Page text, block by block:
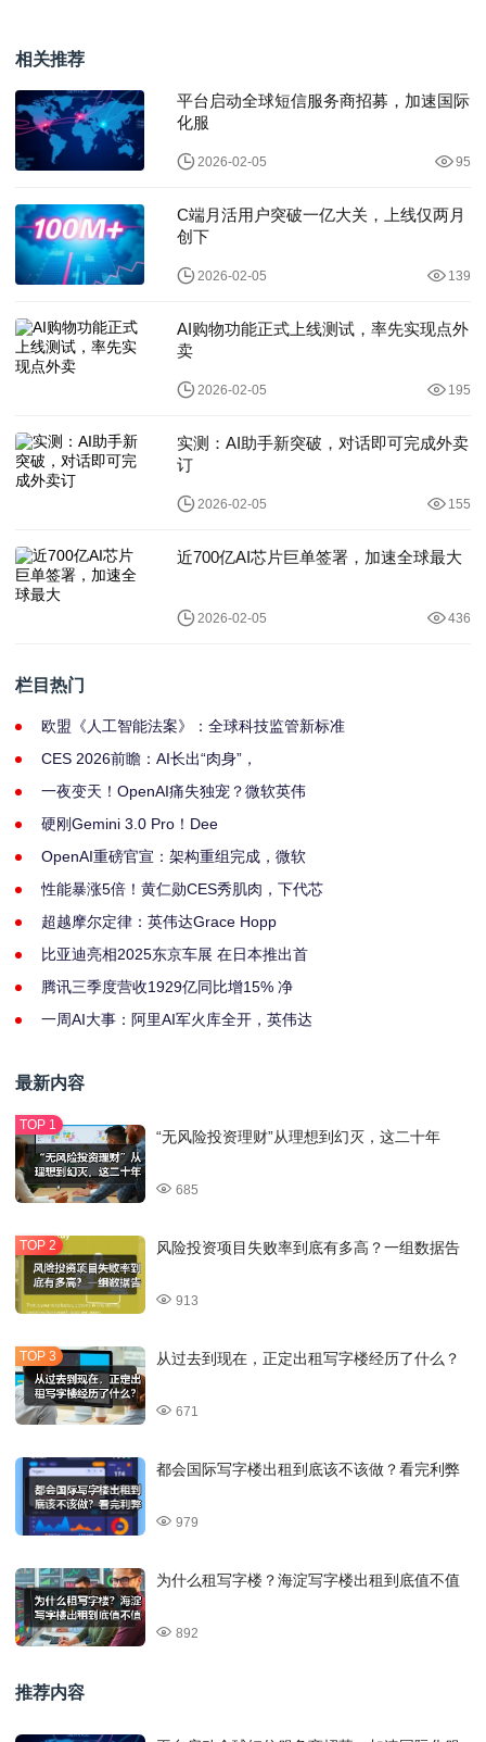
相关推荐
平台启动全球短信服务商招募，加速国际
化服
2026-02-05 95
C端月活用户突破一亿大关，上线仅两月
创下
2026-02-05 139
AI购物功能正式上线测试，率先实现点外
卖
2026-02-05 195
实测：AI助手新突破，对话即可完成外卖
订
2026-02-05 155
近700亿AI芯片巨单签署，加速全球最大
2026-02-05 436
栏目热门
欧盟《人工智能法案》：全球科技监管新标准
CES 2026前瞻：AI长出“肉身”，
一夜变天！OpenAI痛失独宠？微软英伟
硬刚Gemini 3.0 Pro！Dee
OpenAI重磅官宣：架构重组完成，微软
性能暴涨5倍！黄仁勋CES秀肌肉，下代芯
超越摩尔定律：英伟达Grace Hopp
比亚迪亮相2025东京车展 在日本推出首
腾讯三季度营收1929亿同比增15% 净
一周AI大事：阿里AI军火库全开，英伟达
最新内容
“无风险投资理财”从理想到幻灭，这二十年
685
风险投资项目失败率到底有多高？一组数据告
913
从过去到现在，正定出租写字楼经历了什么？
671
都会国际写字楼出租到底该不该做？看完利弊
979
为什么租写字楼？海淀写字楼出租到底值不值
892
推荐内容